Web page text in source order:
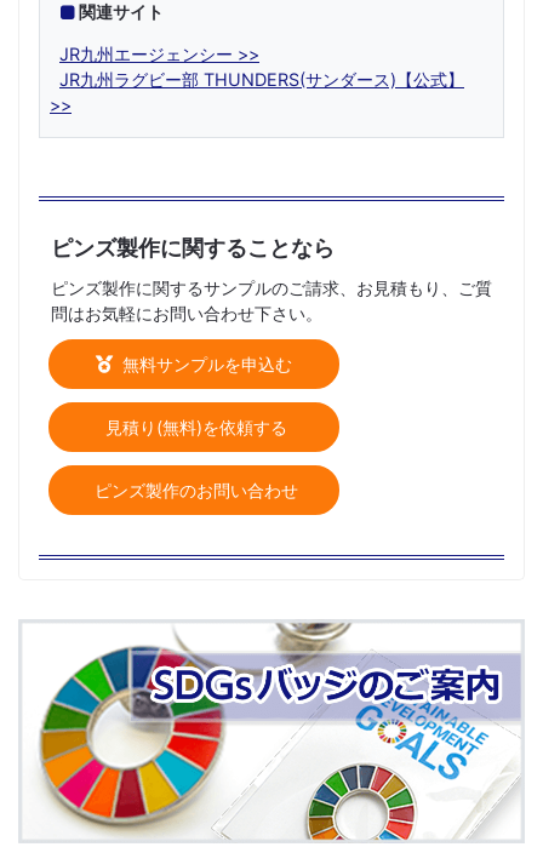
関連サイト
JR九州エージェンシー
JR九州ラグビー部 THUNDERS(サンダース)【公式】
ピンズ製作に関することなら
ピンズ製作に関するサンプルのご請求、お見積もり、ご質
問はお気軽にお問い合わせ下さい。
無料サンプルを申込む
見積り(無料)を依頼する
ピンズ製作のお問い合わせ